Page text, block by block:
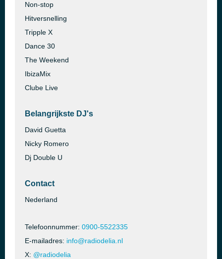
Non-stop
Hitversnelling
Tripple X
Dance 30
The Weekend
IbizaMix
Clube Live
Belangrijkste DJ's
David Guetta
Nicky Romero
Dj Double U
Contact
Nederland
Telefoonnummer: 0900-5522335
E-mailadres: info@radiodelia.nl
X: @radiodelia